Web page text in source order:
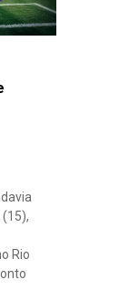
Rio